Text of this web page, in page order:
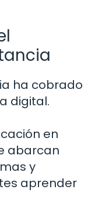
ha cobrado
digital.
en
abarcan
y
aprender